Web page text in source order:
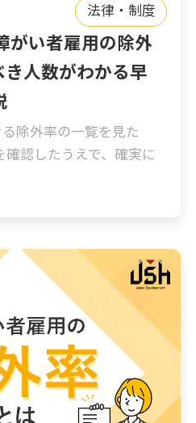
がい者雇用の除外
人数がわかる早
除外率の一覧を見た
認したうえで、確実に
法律・制度